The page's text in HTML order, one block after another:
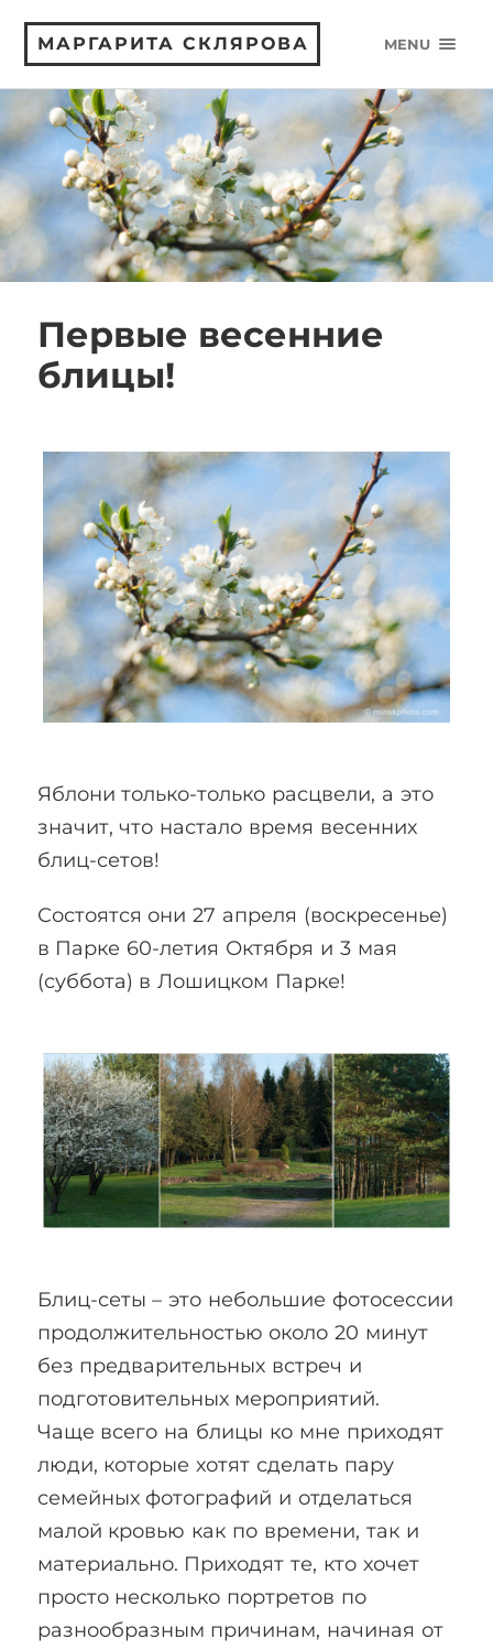
МАРГАРИТА СКЛЯРОВА MENU
Первые весенние
блицы!
Яблони только-только расцвели, а это
значит, что настало время весенних
блиц-сетов!
Состоятся они 27 апреля (воскресенье)
в Парке 60-летия Октября и 3 мая
(суббота) в Лошицком Парке!
Блиц-сеты – это небольшие фотосессии
продолжительностью около 20 минут
без предварительных встреч и
подготовительных мероприятий.
Чаще всего на блицы ко мне приходят
люди, которые хотят сделать пару
семейных фотографий и отделаться
малой кровью как по времени, так и
материально. Приходят те, кто хочет
просто несколько портретов по
разнообразным причинам, начиная от